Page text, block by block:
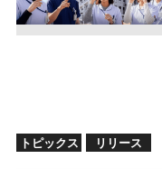
トピックス リリース